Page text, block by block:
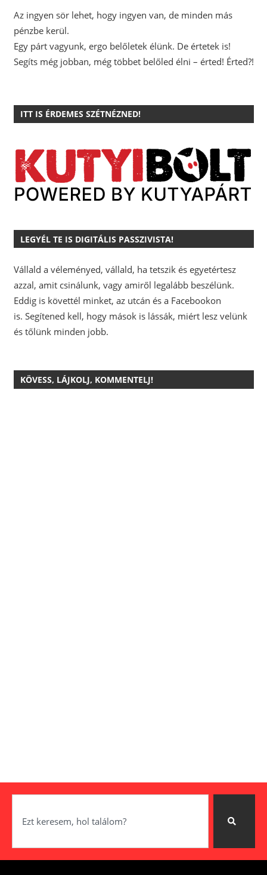
Az ingyen sör lehet, hogy ingyen van, de minden más
pénzbe kerül.
Egy párt vagyunk, ergo belőletek élünk. De értetek is!
Segíts még jobban, még többet belőled élni – érted! Érted?!
ITT IS ÉRDEMES SZÉTNÉZNED!
LEGYÉL TE IS DIGITÁLIS PASSZIVISTA!
Vállald a véleményed, vállald, ha tetszik és egyetértesz
azzal, amit csinálunk, vagy amiről legalább beszélünk.
Eddig is követtél minket, az utcán és a Facebookon
is. Segítened kell, hogy mások is lássák, miért lesz velünk
és tőlünk minden jobb.
KÖVESS, LÁJKOLJ, KOMMENTELJ!